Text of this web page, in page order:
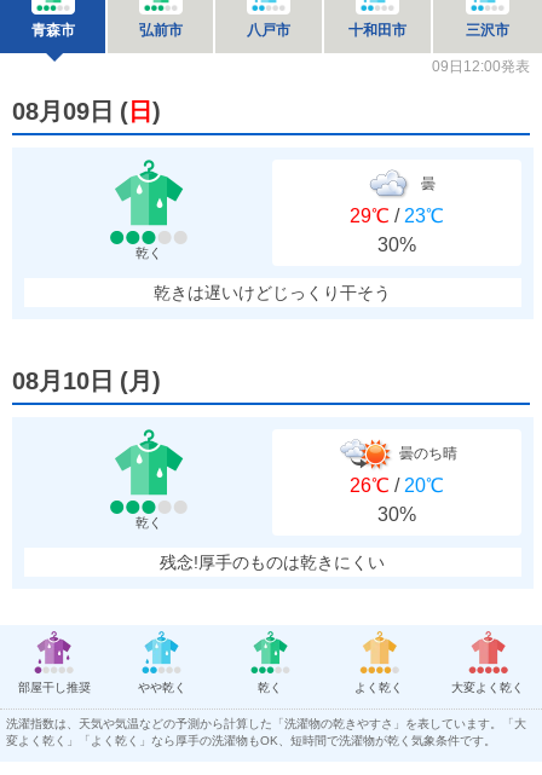
青森市 弘前市 八戸市 十和田市 三沢市
09日12:00発表
08月09日 ( 日 )
乾く
曇
29℃ / 23℃
30%
乾きは遅いけどじっくり干そう
08月10日 (月 )
乾く
曇のち晴
26℃ / 20℃
30%
残念!厚手のものは乾きにくい
部屋干し推奨 やや乾く 乾く よく乾く 大変よく乾く
洗濯指数は、天気や気温などの予測から計算した「洗濯物の乾きやすさ」を表しています。「大
変よく乾く」「よく乾く」なら厚手の洗濯物もOK、短時間で洗濯物が乾く気象条件です。